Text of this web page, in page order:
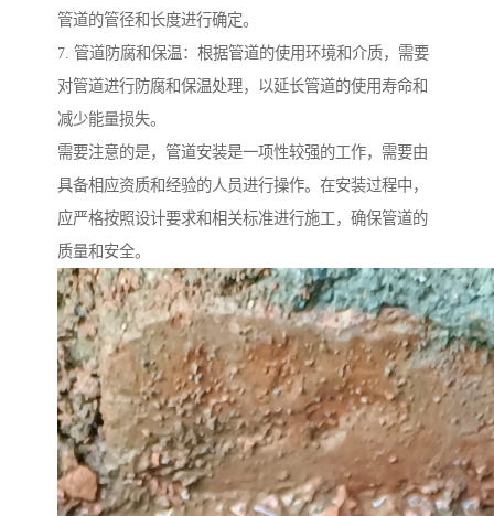
管道的管径和长度进行确定。
7. 管道防腐和保温：根据管道的使用环境和介质，需要
对管道进行防腐和保温处理，以延长管道的使用寿命和
减少能量损失。
需要注意的是，管道安装是一项性较强的工作，需要由
具备相应资质和经验的人员进行操作。在安装过程中，
应严格按照设计要求和相关标准进行施工，确保管道的
质量和安全。